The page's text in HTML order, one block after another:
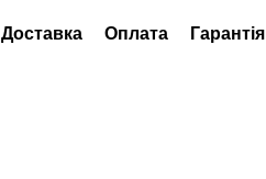
Доставка Оплата Гарантія